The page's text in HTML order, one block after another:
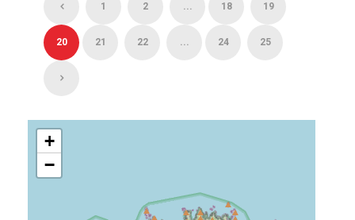
1 2 ... 18 19
20 21 22 ... 24 25
+
−